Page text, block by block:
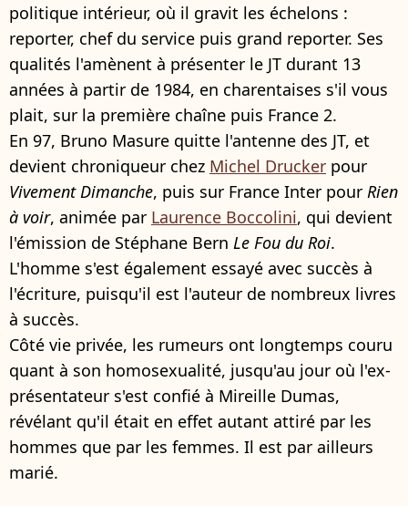
politique intérieur, où il gravit les échelons :
reporter, chef du service puis grand reporter. Ses
qualités l'amènent à présenter le JT durant 13
années à partir de 1984, en charentaises s'il vous
plait, sur la première chaîne puis France 2.
En 97, Bruno Masure quitte l'antenne des JT, et
devient chroniqueur chez Michel Drucker pour
Vivement Dimanche, puis sur France Inter pour Rien
à voir, animée par Laurence Boccolini, qui devient
l'émission de Stéphane Bern Le Fou du Roi.
L'homme s'est également essayé avec succès à
l'écriture, puisqu'il est l'auteur de nombreux livres
à succès.
Côté vie privée, les rumeurs ont longtemps couru
quant à son homosexualité, jusqu'au jour où l'ex-
présentateur s'est confié à Mireille Dumas,
révélant qu'il était en effet autant attiré par les
hommes que par les femmes. Il est par ailleurs
marié.